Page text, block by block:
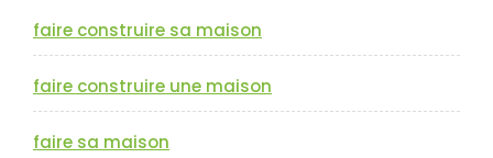
faire construire sa maison
faire construire une maison
faire sa maison